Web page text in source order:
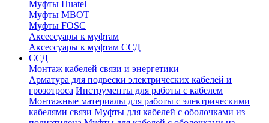
Муфты Huatel
Муфты МВОТ
Муфты FOSC
Аксессуары к муфтам
Аксессуары к муфтам ССД
ССД
Монтаж кабелей связи и энергетики
Арматура для подвески электрических кабелей и
грозотроса Инструменты для работы с кабелем
Монтажные материалы для работы с электрическими
кабелями связи Муфты для кабелей с оболочками из